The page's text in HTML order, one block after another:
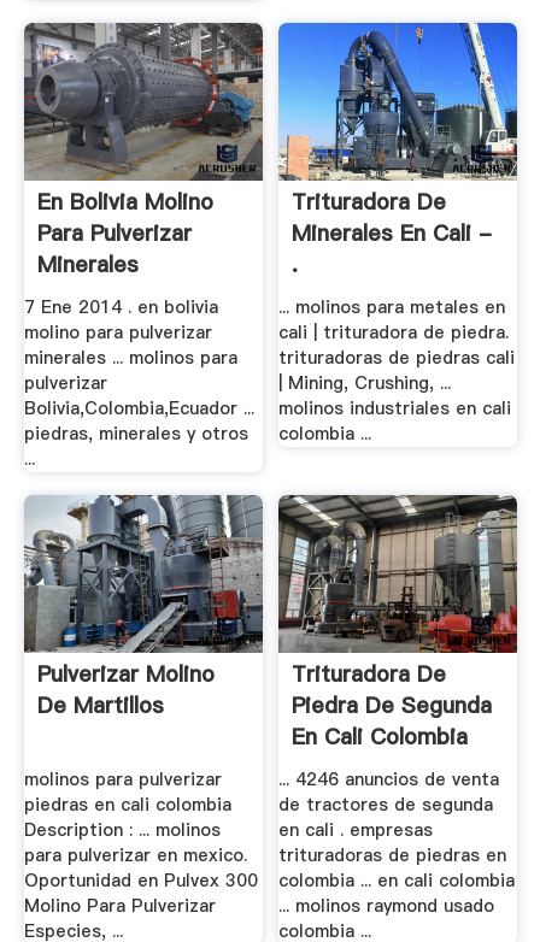
En Bolivia Molino
Para Pulverizar
Minerales
7 Ene 2014 . en bolivia
molino para pulverizar
minerales ... molinos para
pulverizar
Bolivia,Colombia,Ecuador ...
piedras, minerales y otros
...
Trituradora De
Minerales En Cali -
.
... molinos para metales en
cali | trituradora de piedra.
trituradoras de piedras cali
| Mining, Crushing, ...
molinos industriales en cali
colombia ...
Pulverizar Molino
De Martillos
molinos para pulverizar
piedras en cali colombia
Description : ... molinos
para pulverizar en mexico.
Oportunidad en Pulvex 300
Molino Para Pulverizar
Especies, ...
Trituradora De
Piedra De Segunda
En Cali Colombia
... 4246 anuncios de venta
de tractores de segunda
en cali . empresas
trituradoras de piedras en
colombia ... en cali colombia
... molinos raymond usado
colombia ...